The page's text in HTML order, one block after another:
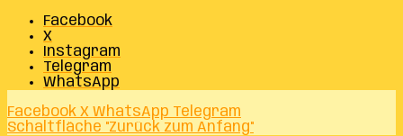
Facebook
X
Instagram
Telegram
WhatsApp
Facebook X WhatsApp Telegram
Schaltfläche "Zurück zum Anfang"